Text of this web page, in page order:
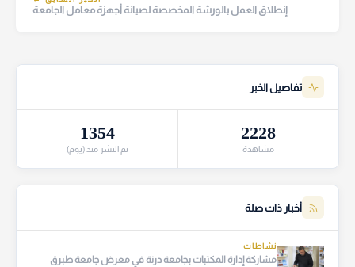
إنطلاق العمل بالورشة المخصصة لصيانة أجهزة معامل الجامعة
تفاصيل الخبر
2228
مشاهدة
1354
تم النشر منذ (يوم)
أخبار ذات صلة
نشاطات
مشاركة إدارة المكتبات بجامعة درنة في معرض جامعة طبرق